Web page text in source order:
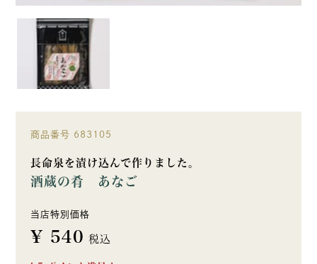
商品番号 683105
長命泉を漬け込んで作りました。
酒蔵の肴 あなご
当店特別価格
¥ 540 税込